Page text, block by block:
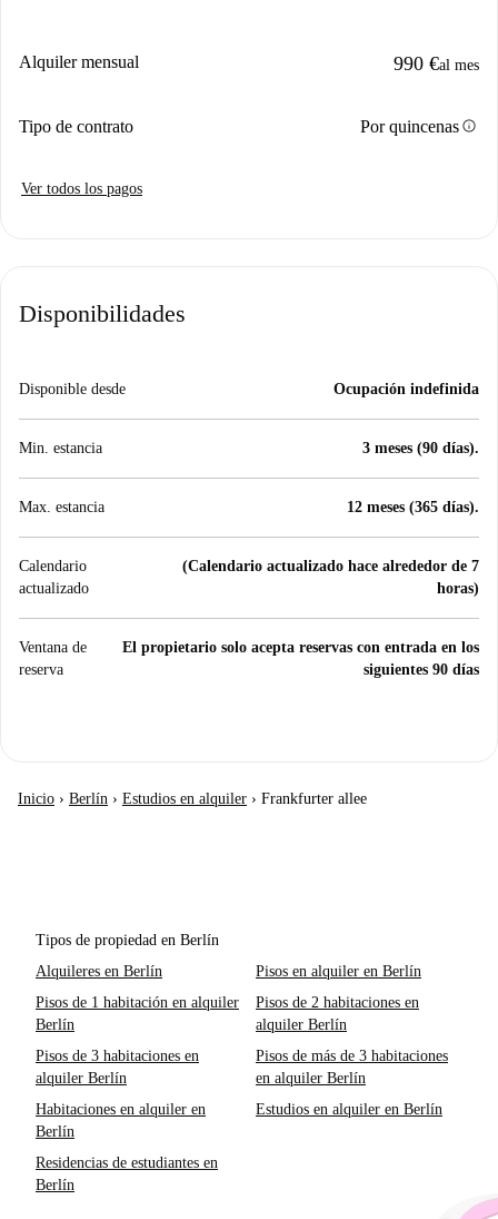
Alquiler mensual 990 €al mes
Tipo de contrato Por quincenasinfo
Ver todos los pagos
Disponibilidades
Disponible desde Ocupación indefinida
Min. estancia 3 meses (90 días).
Max. estancia 12 meses (365 días).
Calendario
actualizado
(Calendario actualizado hace alrededor de 7
horas)
Ventana de
reserva
El propietario solo acepta reservas con entrada en los
siguientes 90 días
Inicio › Berlín › Estudios en alquiler › Frankfurter allee
Tipos de propiedad en Berlín
Alquileres en Berlín
Pisos en alquiler en Berlín
Pisos de 1 habitación en alquiler
Berlín
Pisos de 2 habitaciones en
alquiler Berlín
Pisos de 3 habitaciones en
alquiler Berlín
Pisos de más de 3 habitaciones
en alquiler Berlín
Habitaciones en alquiler en
Berlín
Estudios en alquiler en Berlín
Residencias de estudiantes en
Berlín